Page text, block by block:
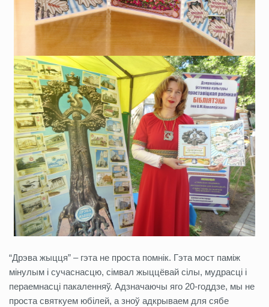
“Дрэва жыцця” – гэта не проста помнік. Гэта мост паміж
мінулым і сучаснасцю, сімвал жыццёвай сілы, мудрасці і
пераемнасці пакаленняў. Адзначаючы яго 20-годдзе, мы не
проста святкуем юбілей, а зноў адкрываем для сябе